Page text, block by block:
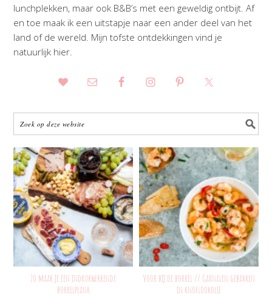
lunchplekken, maar ook B&B’s met een geweldig ontbijt. Af
en toe maak ik een uitstapje naar een ander deel van het
land of de wereld. Mijn tofste ontdekkingen vind je
natuurlijk hier.
Zo maak je een indrukwekkende
borrelplank
Voor bij de borrel // Garnalen gebakken
in knoflookolie